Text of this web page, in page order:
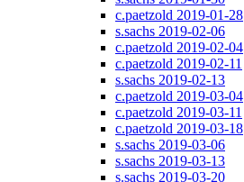
c.paetzold 2019-01-28
s.sachs 2019-02-06
c.paetzold 2019-02-04
c.paetzold 2019-02-11
s.sachs 2019-02-13
c.paetzold 2019-03-04
c.paetzold 2019-03-11
c.paetzold 2019-03-18
s.sachs 2019-03-06
s.sachs 2019-03-13
s.sachs 2019-03-20